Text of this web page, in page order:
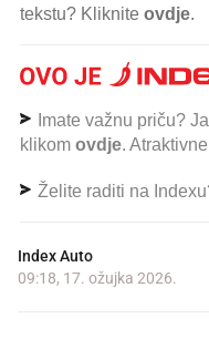
tekstu? Kliknite ovdje.
Imate važnu priču?
klikom ovdje.
Želite raditi na
Index Auto
09:18, 17. ožujka 2026.